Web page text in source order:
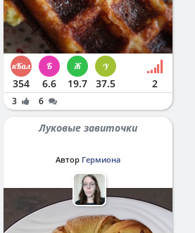
354 6.6 19.7 37.5 2
3 6
Луковые завиточки
Автор Гермиона